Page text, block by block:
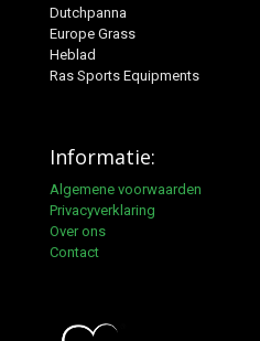
Dutchpanna
Europe Grass
Heblad
Ras Sports Equipments
Informatie:
Algemene voorwaarden
Privacyverklaring
Over ons
Contact